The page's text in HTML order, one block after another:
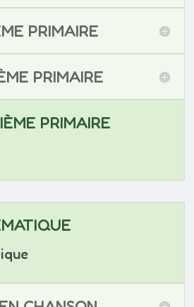
PRIMAIRE
PRIMAIRE
PRIMAIRE